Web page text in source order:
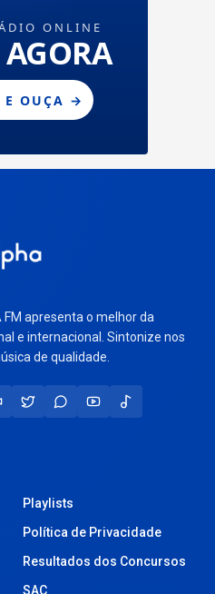
apresenta o melhor da
e internacional. Sintonize nos
de qualidade.
Playlists
Política de Privacidade
Resultados dos Concursos
SAC